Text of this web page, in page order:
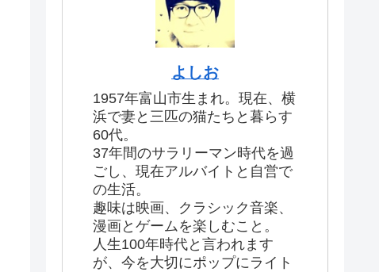
よしお
1957年富山市生まれ。現在、横
浜で妻と三匹の猫たちと暮らす
60代。
37年間のサラリーマン時代を過
ごし、現在アルバイトと自営で
の生活。
趣味は映画、クラシック音楽、
漫画とゲームを楽しむこと。
人生100年時代と言われます
が、今を大切にポップにライト